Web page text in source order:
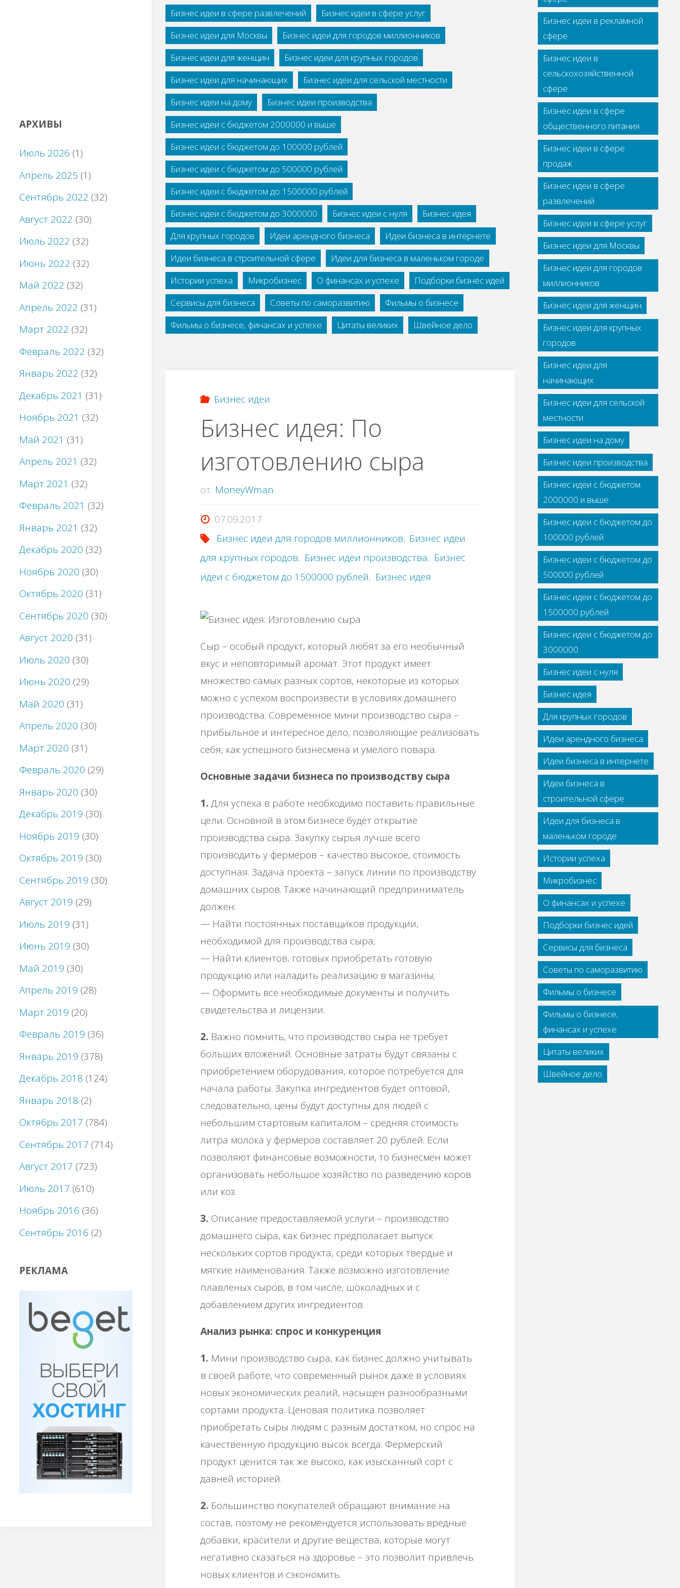
Бизнес идеи в сфере развлечений
Бизнес идеи в сфере услуг
Бизнес идеи для Москвы
Бизнес идеи для городов миллионников
Бизнес идеи для женщин
Бизнес идеи для крупных городов
Бизнес идеи для начинающих
Бизнес идеи для сельской местности
Бизнес идеи на дому
Бизнес идеи производства
Бизнес идеи с бюджетом 2000000 и выше
Бизнес идеи с бюджетом до 100000 рублей
Бизнес идеи с бюджетом до 500000 рублей
Бизнес идеи с бюджетом до 1500000 рублей
Бизнес идеи с бюджетом до 3000000
Бизнес идеи с нуля
Бизнес идея
Для крупных городов
Идеи арендного бизнеса
Идеи бизнеса в интернете
Идеи бизнеса в строительной сфере
Идеи для бизнеса в маленьком городе
Истории успеха
Микробизнес О финансах и успехе
Подборки бизнес идей
Сервисы для бизнеса
Советы по саморазвитию
Фильмы о бизнесе
Фильмы о бизнесе, финансах и успехе
Цитаты великих Швейное дело
Бизнес идеи
Бизнес идея: По
изготовлению сыра
от MoneyWman
07.09.2017
Бизнес идеи для городов миллионников, Бизнес идеи
для крупных городов, Бизнес идеи производства, Бизнес
идеи с бюджетом до 1500000 рублей, Бизнес идея
Сыр – особый продукт, который любят за его необычный
вкус и неповторимый аромат. Этот продукт имеет
множество самых разных сортов, некоторые из которых
можно с успехом воспроизвести в условиях домашнего
производства. Современное мини производство сыра –
прибыльное и интересное дело, позволяющие реализовать
себя, как успешного бизнесмена и умелого повара.
Основные задачи бизнеса по производству сыра
1. Для успеха в работе необходимо поставить правильные
цели. Основной в этом бизнесе будет открытие
производства сыра. Закупку сырья лучше всего
производить у фермеров – качество высокое, стоимость
доступная. Задача проекта – запуск линии по производству
домашних сыров. Также начинающий предприниматель
должен:
— Найти постоянных поставщиков продукции,
необходимой для производства сыра;
— Найти клиентов, готовых приобретать готовую
продукцию или наладить реализацию в магазины;
— Оформить все необходимые документы и получить
свидетельства и лицензии.
2. Важно помнить, что производство сыра не требует
больших вложений. Основные затраты будут связаны с
приобретением оборудования, которое потребуется для
начала работы. Закупка ингредиентов будет оптовой,
следовательно, цены будут доступны для людей с
небольшим стартовым капиталом – средняя стоимость
литра молока у фермеров составляет 20 рублей. Если
позволяют финансовые возможности, то бизнесмен может
организовать небольшое хозяйство по разведению коров
или коз.
3. Описание предоставляемой услуги – производство
домашнего сыра, как бизнес предполагает выпуск
нескольких сортов продукта, среди которых твердые и
мягкие наименования. Также возможно изготовление
плавленых сыров, в том числе, шоколадных и с
добавлением других ингредиентов.
Анализ рынка: спрос и конкуренция
1. Мини производство сыра, как бизнес должно учитывать
в своей работе, что современный рынок даже в условиях
новых экономических реалий, насыщен разнообразными
сортами продукта. Ценовая политика позволяет
приобретать сыры людям с разным достатком, но спрос на
качественную продукцию высок всегда. Фермерский
продукт ценится так же высоко, как изысканный сорт с
давней историей.
2. Большинство покупателей обращают внимание на
состав, поэтому не рекомендуется использовать вредные
добавки, красители и другие вещества, которые могут
негативно сказаться на здоровье – это позволит привлечь
новых клиентов и сэкономить.
АРХИВЫ
Июль 2026 (1)
Апрель 2025 (1)
Сентябрь 2022 (32)
Август 2022 (30)
Июль 2022 (32)
Июнь 2022 (32)
Май 2022 (32)
Апрель 2022 (31)
Март 2022 (32)
Февраль 2022 (32)
Январь 2022 (32)
Декабрь 2021 (31)
Ноябрь 2021 (32)
Май 2021 (31)
Апрель 2021 (32)
Март 2021 (32)
Февраль 2021 (32)
Январь 2021 (32)
Декабрь 2020 (32)
Ноябрь 2020 (30)
Октябрь 2020 (31)
Сентябрь 2020 (30)
Август 2020 (31)
Июль 2020 (30)
Июнь 2020 (29)
Май 2020 (31)
Апрель 2020 (30)
Март 2020 (31)
Февраль 2020 (29)
Январь 2020 (30)
Декабрь 2019 (30)
Ноябрь 2019 (30)
Октябрь 2019 (30)
Сентябрь 2019 (30)
Август 2019 (29)
Июль 2019 (31)
Июнь 2019 (30)
Май 2019 (30)
Апрель 2019 (28)
Март 2019 (20)
Февраль 2019 (36)
Январь 2019 (378)
Декабрь 2018 (124)
Январь 2018 (2)
Октябрь 2017 (784)
Сентябрь 2017 (714)
Август 2017 (723)
Июль 2017 (610)
Ноябрь 2016 (36)
Сентябрь 2016 (2)
РЕКЛАМА
Бизнес идеи в рекламной
сфере
Бизнес идеи в
сельскохозяйственной
сфере
Бизнес идеи в сфере
общественного питания
Бизнес идеи в сфере
продаж
Бизнес идеи в сфере
развлечений
Бизнес идеи в сфере услуг
Бизнес идеи для Москвы
Бизнес идеи для городов
миллионников
Бизнес идеи для женщин
Бизнес идеи для крупных
городов
Бизнес идеи для
начинающих
Бизнес идеи для сельской
местности
Бизнес идеи на дому
Бизнес идеи производства
Бизнес идеи с бюджетом
2000000 и выше
Бизнес идеи с бюджетом до
100000 рублей
Бизнес идеи с бюджетом до
500000 рублей
Бизнес идеи с бюджетом до
1500000 рублей
Бизнес идеи с бюджетом до
3000000
Бизнес идеи с нуля
Бизнес идея
Для крупных городов
Идеи арендного бизнеса
Идеи бизнеса в интернете
Идеи бизнеса в
строительной сфере
Идеи для бизнеса в
маленьком городе
Истории успеха
Микробизнес
О финансах и успехе
Подборки бизнес идей
Сервисы для бизнеса
Советы по саморазвитию
Фильмы о бизнесе
Фильмы о бизнесе,
финансах и успехе
Цитаты великих
Швейное дело